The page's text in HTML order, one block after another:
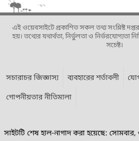
এই ওয়েবসাইটে প্রকাশিত সকল তথ্য সংশ্লিষ্ট
হয়। তথ্যের যথার্থতা, নির্ভুলতা ও নির্ভরযোগ্যতা
সচেষ্ট।
সচারাচর জিজ্ঞাস্য ব্যবহারের শর্তাবলী
গোপনীয়তার নীতিমালা
সাইটটি শেষ হাল-নাগাদ করা হয়েছে: